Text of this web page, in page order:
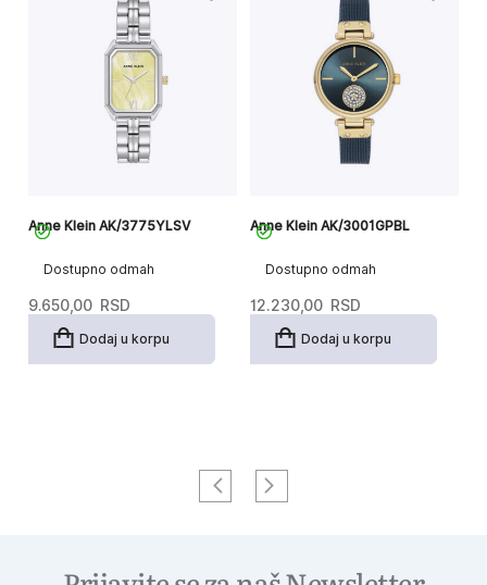
Dostupno odmah
Anne Klein AK/3775YLSV
9.650,00 RSD
Dodaj u korpu
Dostupno odmah
Anne Klein AK/3001GPBL
12.230,00 RSD
Dodaj u korpu